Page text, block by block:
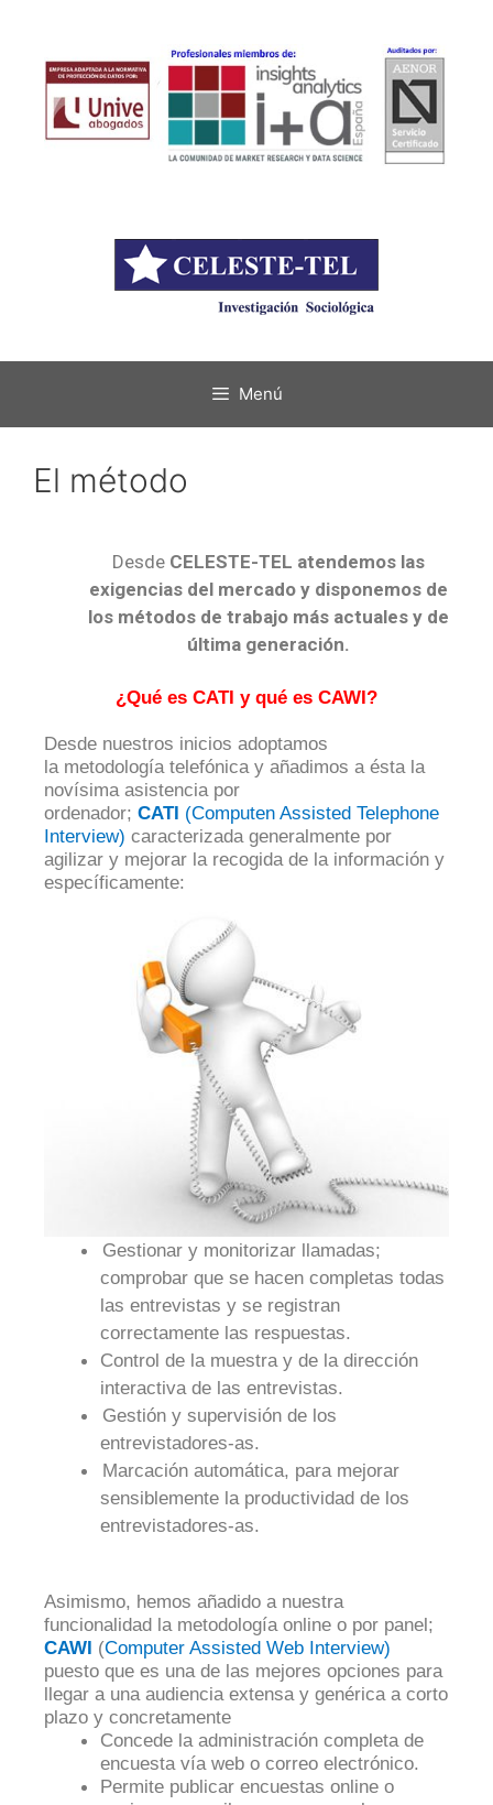
Menú
El método
Desde CELESTE-TEL atendemos las
exigencias del mercado y disponemos de
los métodos de trabajo más actuales y de
última generación.
¿Qué es CATI y qué es CAWI?
Desde nuestros inicios adoptamos
la metodología telefónica y añadimos a ésta la
novísima asistencia por
ordenador; CATI (Computen Assisted Telephone
Interview) caracterizada generalmente por
agilizar y mejorar la recogida de la información y
específicamente:
Gestionar y monitorizar llamadas;
comprobar que se hacen completas todas
las entrevistas y se registran
correctamente las respuestas.
Control de la muestra y de la dirección
interactiva de las entrevistas.
Gestión y supervisión de los
entrevistadores-as.
Marcación automática, para mejorar
sensiblemente la productividad de los
entrevistadores-as.
Asimismo, hemos añadido a nuestra
funcionalidad la metodología online o por panel;
CAWI (Computer Assisted Web Interview)
puesto que es una de las mejores opciones para
llegar a una audiencia extensa y genérica a corto
plazo y concretamente
Concede la administración completa de
encuesta vía web o correo electrónico.
Permite publicar encuestas online o